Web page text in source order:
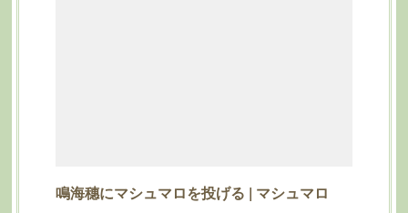
鳴海穗にマシュマロを投げる | マシュマロ